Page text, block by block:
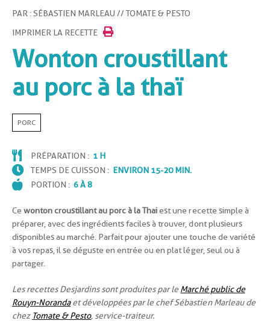
PAR : SÉBASTIEN MARLEAU // TOMATE & PESTO
IMPRIMER LA RECETTE
Wonton croustillant
au porc à la thaï
PORC
PRÉPARATION : 1 H
TEMPS DE CUISSON : ENVIRON 15-20 MIN.
PORTION : 6 À 8
Cewonton croustillant au porc à la Thaiest une recette simple à
préparer, avec des ingrédients faciles à trouver, dont plusieurs
disponibles au marché. Parfait pour ajouter une touche de variété
à vos repas, il se déguste en entrée ou en plat léger, seul ou à
partager.
Les recettes Desjardins sont produites par le Marché public de
Rouyn-Norandaet développées par le chef Sébastien Marleau de
chez Tomate & Pesto, service-traiteur.